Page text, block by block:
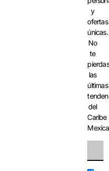
y
ofertas
únicas.
No
te
pierdas
las
últimas
del
Caribe